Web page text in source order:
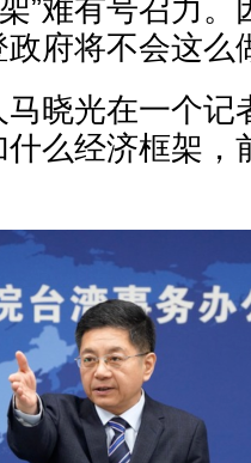
”难有号召力
府将不会这么
晓光在一个记
么经济框架，